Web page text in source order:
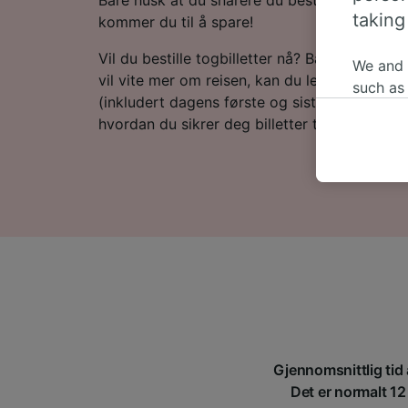
kommer du til å spare!
Vil du bestille togbilletter nå? Bare start et
vil vite mer om reisen, kan du lese videre
(inkludert dagens første og siste tog),
hvordan du sikrer deg billetter til en lav pris.
Gjennomsnittlig tid
Det er normalt
We
such
where